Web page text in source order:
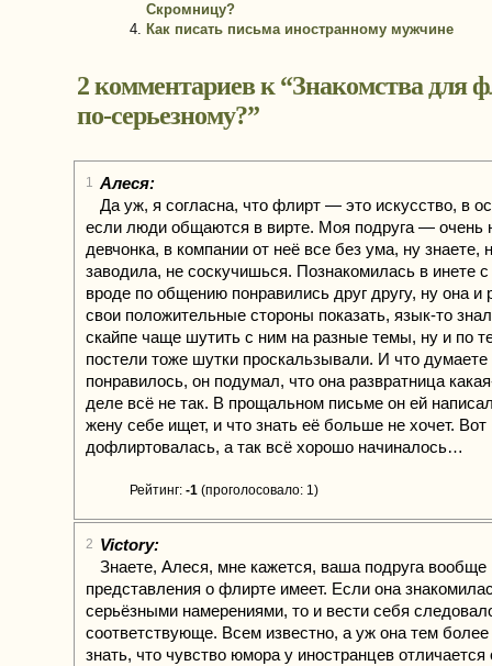
Скромницу?
Как писать письма иностранному мужчине
2 комментариев к “Знакомства для
по-серьезному?”
1 Алеся:
Да уж, я согласна, что флирт — это искусство, в
если люди общаются в вирте. Моя подруга — очень
девчонка, в компании от неё все без ума, ну знаете,
заводила, не соскучишься. Познакомилась в инете
вроде по общению понравились друг другу, ну она
свои положительные стороны показать, язык-то
скайпе чаще шутить с ним на разные темы, ну и по
постели тоже шутки проскальзывали. И что
понравилось, он подумал, что она развратница
деле всё не так. В прощальном письме он ей
жену себе ищет, и что знать её больше не хочет. Вот
дофлиртовалась, а так всё хорошо начиналось…
Рейтинг: -1 (проголосовало: 1)
2 Victory:
Знаете, Алеся, мне кажется, ваша подруга вообще
представления о флирте имеет. Если она
серьёзными намерениями, то и вести себя
соответствующе. Всем известно, а уж она тем
знать, что чувство юмора у иностранцев